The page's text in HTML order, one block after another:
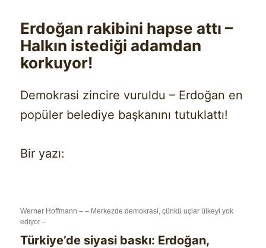
Erdoğan rakibini hapse attı –
Halkın istediği adamdan
korkuyor!
Demokrasi zincire vuruldu – Erdoğan en
popüler belediye başkanını tutuklattı!
Bir yazı:
Werner Hoffmann – – Merkezde demokrasi, çünkü uçlar ülkeyi yok
ediyor –
Türkiye’de siyasi baskı: Erdoğan,